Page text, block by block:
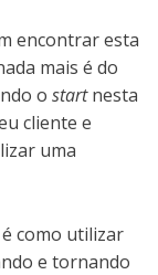
encontrar esta
mais é do
o startnesta
cliente e
uma
como utilizar
e tornando